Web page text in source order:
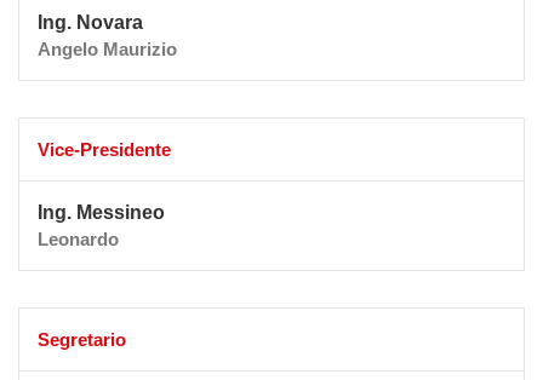
Ing. Novara
Angelo Maurizio
Vice-Presidente
Ing. Messineo
Leonardo
Segretario